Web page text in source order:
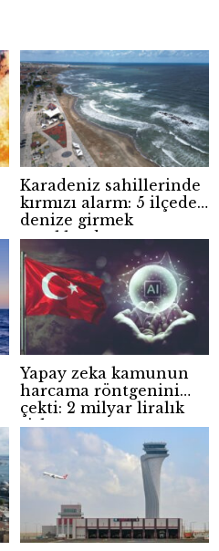
Karadeniz sahillerinde
kırmızı alarm: 5 ilçede
denize girmek
yasaklandı
Yapay zeka kamunun
harcama röntgenini
çekti: 2 milyar liralık
risk